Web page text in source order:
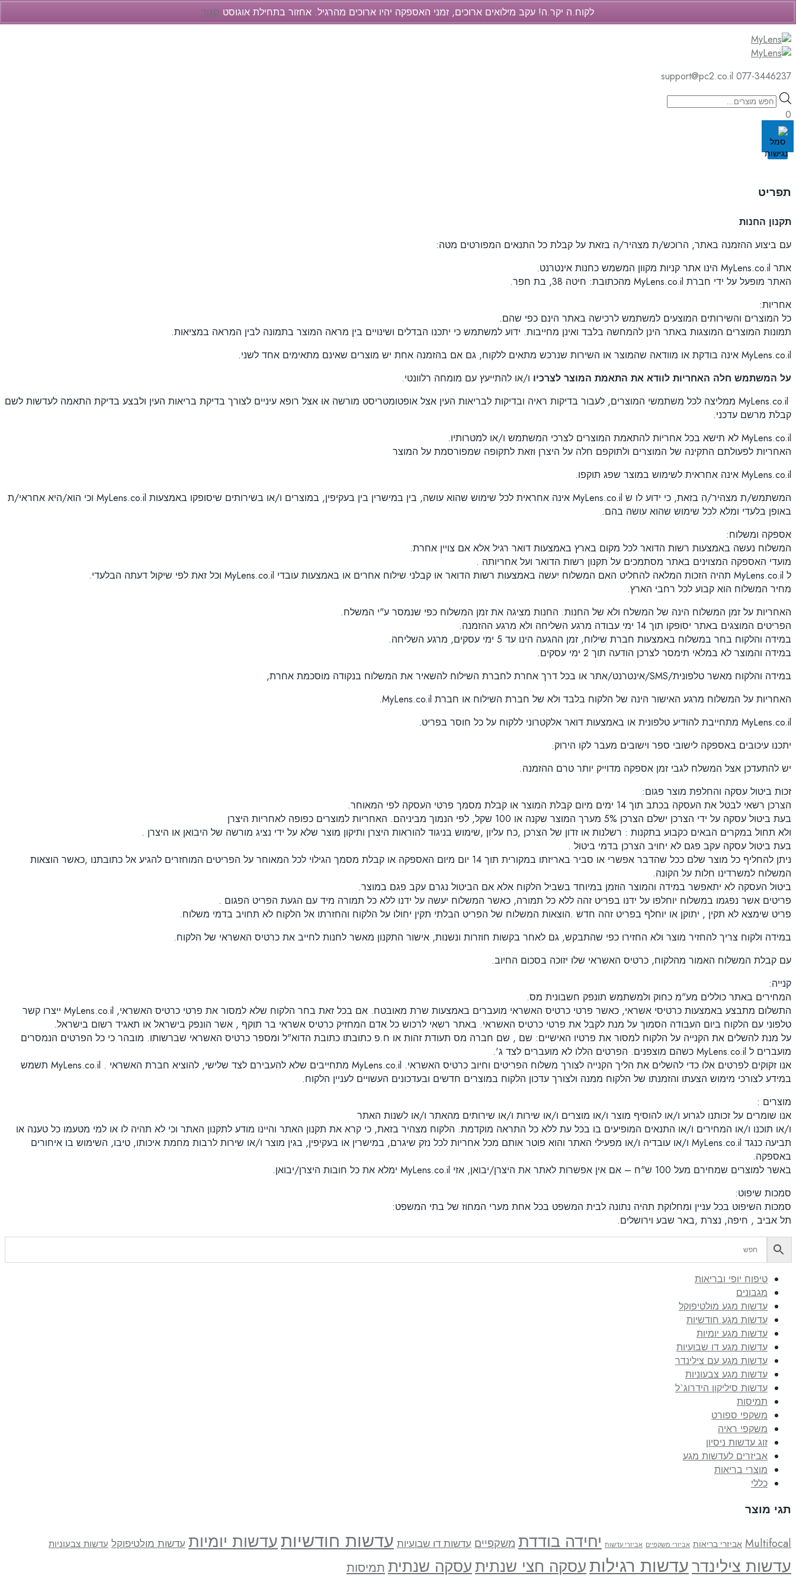
077-3446237
Products
search
0
Cart
content
תפריט
תקנון החנות
עם ביצוע ההזמנה באתר, הרוכש/ת מצהיר/ה בזאת על קבלת כל התנאים המפורטים מטה:
אתר MyLens.co.il הינו אתר קניות מקוון המשמש כחנות אינטרנט.
האתר מופעל על ידי חברת MyLens.co.il מהכתובת: חיטה 38, בת חפר.
אחריות:
כל המוצרים והשירותים המוצעים למשתמש לרכישה באתר הינם כפי שהם.
תמונות המוצרים המוצגות באתר הינן להמחשה בלבד ואינן מחייבות. ידוע למשתמש כי יתכנו הבדלים ושינויים בין מראה המוצר בתמונה לבין המראה במציאות.
MyLens.co.il אינה בודקת או מוודאה שהמוצר או השירות שנרכש מתאים ללקוח, גם אם בהזמנה אחת יש מוצרים שאינם מתאימים אחד לשני.
על המשתמש חלה האחריות לוודא את התאמת המוצר לצרכיו ו/או להתייעץ עם מומחה רלוונטי.
MyLens.co.il ממליצה לכל משתמשי המוצרים, לעבור בדיקות ראיה ובדיקות לבריאות העין אצל אופטומטריסט מורשה או אצל רופא עיניים לצורך בדיקת בריאות העין ולבצע בדיקת התאמה לעדשות לשם
קבלת מרשם עדכני.
MyLens.co.il לא תישא בכל אחריות להתאמת המוצרים לצרכי המשתמש ו/או למטרותיו.
האחריות לפעולתם התקינה של המוצרים ולתוקפם חלה על היצרן וזאת לתקופה שמפורסמת על המוצר
MyLens.co.il אינה אחראית לשימוש במוצר שפג תוקפו.
המשתמש/ת מצהיר/ה בזאת, כי ידוע לו ש MyLens.co.il אינה אחראית לכל שימוש שהוא עושה, בין במישרין בין בעקיפין, במוצרים ו/או בשירותים שיסופקו באמצעות MyLens.co.il וכי הוא/היא אחראי/ת
באופן בלעדי ומלא לכל שימוש שהוא עושה בהם.
אספקה ומשלוח:
המשלוח נעשה באמצעות רשות הדואר לכל מקום בארץ באמצעות דואר רגיל אלא אם צויין אחרת.
מועדי האספקה המצוינים באתר מסתמכים על תקנון רשות הדואר ועל אחריותה .
ל MyLens.co.il תהיה הזכות המלאה להחליט האם המשלוח יעשה באמצעות רשות הדואר או קבלני שילוח אחרים או באמצעות עובדי MyLens.co.il וכל זאת לפי שיקול דעתה הבלעדי.
מחיר המשלוח הוא קבוע לכל רחבי הארץ.
האחריות על זמן המשלוח הינה של המשלח ולא של החנות. החנות מציגה את זמן המשלוח כפי שנמסר ע"י המשלח.
הפריטים המוצגים באתר יסופקו תוך 14 ימי עבודה מרגע השליחה ולא מרגע ההזמנה.
במידה והלקוח בחר במשלוח באמצעות חברת שילוח, זמן ההגעה הינו עד 5 ימי עסקים, מרגע השליחה.
במידה והמוצר לא במלאי תימסר לצרכן הודעה תוך 2 ימי עסקים.
במידה והלקוח מאשר טלפונית/SMS/אינטרנט/אתר או בכל דרך אחרת לחברת השילוח להשאיר את המשלוח בנקודה מוסכמת אחרת,
האחריות על המשלוח מרגע האישור הינה של הלקוח בלבד ולא של חברת השילוח או חברת MyLens.co.il.
MyLens.co.il מתחייבת להודיע טלפונית או באמצעות דואר אלקטרוני ללקוח על כל חוסר בפריט.
יתכנו עיכובים באספקה לישובי ספר וישובים מעבר לקו הירוק.
יש להתעדכן אצל המשלח לגבי זמן אספקה מדוייק יותר טרם ההזמנה.
זכות ביטול עסקה והחלפת מוצר פגום:
הצרכן רשאי לבטל את העסקה בכתב תוך 14 ימים מיום קבלת המוצר או קבלת מסמך פרטי העסקה לפי המאוחר.
בעת ביטול עסקה על ידי הצרכן ישלם הצרכן 5% מערך המוצר שקנה או 100 שקל, לפי הנמוך מביניהם. האחריות למוצרים כפופה לאחריות היצרן
ולא תחול במקרים הבאים כקבוע בתקנות : רשלנות או זדון של הצרכן ,כח עליון ,שימוש בניגוד להוראות היצרן ותיקון מוצר שלא על ידי נציג מורשה של היבואן או היצרן .
בעת ביטול עסקה עקב פגם לא יחויב הצרכן בדמי ביטול .
ניתן להחליף כל מוצר שלם ככל שהדבר אפשרי או סביר באריזתו במקורית תוך 14 יום מיום האספקה או קבלת מסמך הגילוי לכל המאוחר על הפריטים המוחזרים להגיע אל כתובתנו ,כאשר הוצאות
המשלוח למשרדינו חלות על הקונה.
ביטול העסקה לא יתאפשר במידה והמוצר הוזמן במיוחד בשביל הלקוח אלא אם הביטול נגרם עקב פגם במוצר.
פריטים אשר נפגמו במשלוח יוחלפו על ידנו בפריט זהה ללא כל תמורה, כאשר המשלוח יעשה על ידנו ללא כל תמורה מיד עם הגעת הפריט הפגום .
פריט שימצא לא תקין , יתוקן או יוחלף בפריט זהה חדש .הוצאות המשלוח של הפריט הבלתי תקין יחולו על הלקוח והחזרתו אל הלקוח לא תחויב בדמי משלוח.
במידה ולקוח צריך להחזיר מוצר ולא החזירו כפי שהתבקש, גם לאחר בקשות חוזרות ונשנות, אישור התקנון מאשר לחנות לחייב את כרטיס האשראי של הלקוח.
עם קבלת המשלוח האמור מהלקוח, כרטיס האשראי שלו יזוכה בסכום החיוב.
קנייה:
המחירים באתר כוללים מע"מ כחוק ולמשתמש תונפק חשבונית מס.
התשלום מתבצע באמצעות כרטיסי אשראי, כאשר פרטי כרטיס האשראי מועברים באמצעות שרת מאובטח. אם בכל זאת בחר הלקוח שלא למסור את פרטי כרטיס האשראי, MyLens.co.il ייצרו קשר
טלפוני עם הלקוח ביום העבודה הסמוך על מנת לקבל את פרטי כרטיס האשראי. באתר רשאי לרכוש כל אדם המחזיק כרטיס אשראי בר תוקף , אשר הונפק בישראל או תאגיד רשום בישראל.
על מנת להשלים את הקנייה על הלקוח למסור את פרטיו האישיים: שם , שם חברה מס תעודת זהות או ח.פ כתובתו כתובת הדוא"ל ומספר כרטיס האשראי שברשותו. מובהר כי כל הפרטים הנמסרים
מועברים ל MyLens.co.il כשהם מוצפנים. הפרטים הללו לא מועברים לצד ג'.
אנו זקוקים לפרטים אלו כדי להשלים את הליך הקנייה לצורך משלוח הפריטים וחיוב כרטיס האשראי. MyLens.co.il מתחייבים שלא להעבירם לצד שלישי, להוציא חברת האשראי . MyLens.co.il תשמש
במידע לצורכי מימוש הצעתו והזמנתו של הלקוח ממנה ולצורך עדכון הלקוח במוצרים חדשים ובעדכונים העשויים לעניין הלקוח.
מוצרים :
אנו שומרים על זכותנו לגרוע ו/או להוסיף מוצר ו/או מוצרים ו/או שירות ו/או שירותים מהאתר ו/או לשנות האתר
ו/או תוכנו ו/או המחירים ו/או התנאים המופיעים בו בכל עת ללא כל התראה מוקדמת. הלקוח מצהיר בזאת, כי קרא את תקנון האתר והיינו מודע לתקנון האתר וכי לא תהיה לו או למי מטעמו כל טענה או
תביעה כנגד MyLens.co.il ו/או עובדיה ו/או מפעילי האתר והוא פוטר אותם מכל אחריות לכל נזק שיגרם, במישרין או בעקיפין, בגין מוצר ו/או שירות לרבות מחמת איכותו, טיבו, השימוש בו איחורים
באספקה.
באשר למוצרים שמחירם מעל 100 ש"ח – אם אין אפשרות לאתר את היצרן/יבואן, אזי MyLens.co.il ימלא את כל חובות היצרן/יבואן.
סמכות שיפוט:
סמכות השיפוט בכל עניין ומחלוקת תהיה נתונה לבית המשפט בכל אחת מערי המחוז של בתי המשפט:
תל אביב , חיפה, נצרת ,באר שבע וירושלים.
טיפוח יופי ובריאות
מגבונים
עדשות מגע מולטיפוקל
עדשות מגע חודשיות
עדשות מגע יומיות
עדשות מגע דו שבועיות
עדשות מגע עם צילינדר
עדשות מגע צבעוניות
עדשות סיליקון הידרוג`ל
תמיסות
משקפי ספורט
משקפי ראיה
זוג עדשות ניסיון
אביזרים לעדשות מגע
מוצרי בריאות
כללי
תגי מוצר
Multifocal אביזרי בריאות אביזרי משקפיים אביזרי עדשות יחידה בודדת משקפיים עדשות דו שבועיות עדשות חודשיותעדשות יומיות עדשות מולטיפוקל עדשות צבעוניות
עדשות צילינדרעדשות רגילותעסקה חצי שנתיתעסקה שנתית תמיסות
לקוח.ה יקר.ה! עקב מילואים ארוכים, זמני האספקה יהיו ארוכים מהרגיל. אחזור בתחילת אוגוסט סגור